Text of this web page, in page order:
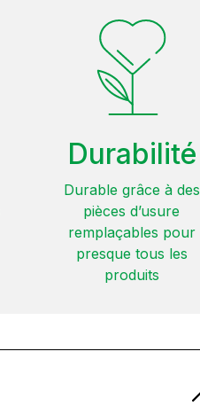
Durabilité
Durable grâce à des
pièces d’usure
remplaçables pour
presque tous les
produits